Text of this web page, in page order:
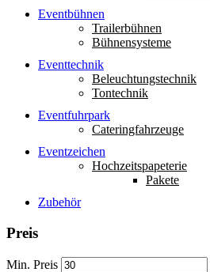
Eventbühnen
Trailerbühnen
Bühnensysteme
Eventtechnik
Beleuchtungstechnik
Tontechnik
Eventfuhrpark
Cateringfahrzeuge
Eventzeichen
Hochzeitspapeterie
Pakete
Zubehör
Preis
Min. Preis